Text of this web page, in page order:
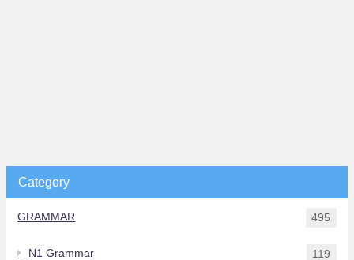
Category
GRAMMAR 495
N1 Grammar 119